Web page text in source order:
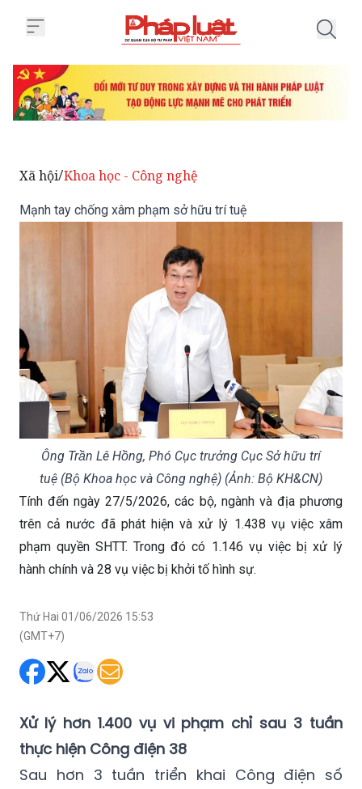
Xã hội/Khoa học - Công nghệ
Mạnh tay chống xâm phạm sở hữu trí tuệ
Ông Trần Lê Hồng, Phó Cục trưởng Cục Sở hữu trí
tuệ (Bộ Khoa học và Công nghệ) (Ảnh: Bộ KH&CN)
Tính đến ngày 27/5/2026, các bộ, ngành và địa phương
trên cả nước đã phát hiện và xử lý 1.438 vụ việc xâm
phạm quyền SHTT. Trong đó có 1.146 vụ việc bị xử lý
hành chính và 28 vụ việc bị khởi tố hình sự.
Thứ Hai 01/06/2026 15:53
(GMT+7)
Xử lý hơn 1.400 vụ vi phạm chỉ sau 3 tuần
thực hiện Công điện 38
Sau hơn 3 tuần triển khai Công điện số